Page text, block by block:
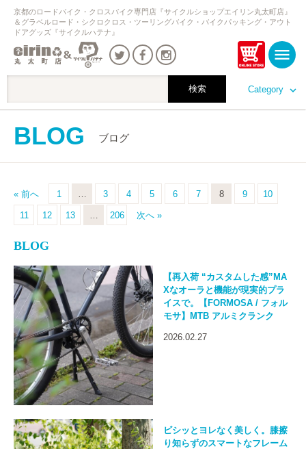
Category
京都のロードバイク・クロスバイク専門店『サイクルショップエイリン丸太町店』
＆グラベルロード・シクロクロス・ツーリングバイク・バイクパッキング・アウト
ドアグッズ『サイクルハテナ』
BLOG ブログ
« 前へ 1 … 3 4 5 6 7 8 9 10
11 12 13 … 206 次へ »
BLOG
【再入荷 “カスタムした感”MA
Xなオーラと機能が現実的プラ
イスで。【FORMOSA / フォル
モサ】MTB アルミクランク
2026.02.27
ビシッとヨレなく美しく。膝擦
り知らずのスマートなフレーム